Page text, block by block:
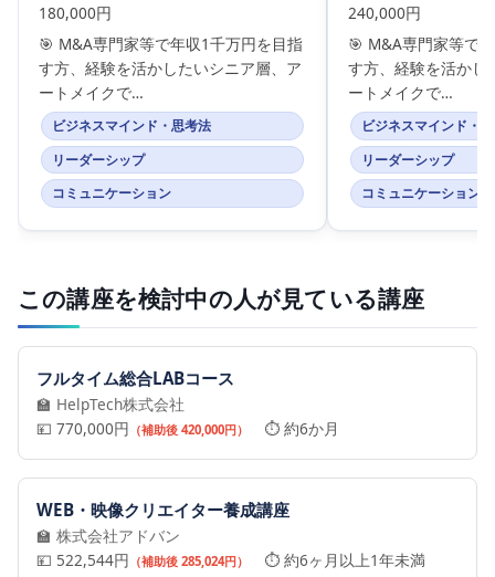
180,000円
🎯 M&A専門家等で年収1千万円を目指
す方、経験を活かしたいシニア層、ア
ートメイクで…
ビジネスマインド・思考法
リーダーシップ
コミュニケーション
240,000円
🎯 M&A専門家等で
す方、経験を活かし
ートメイクで…
ビジネスマインド・
リーダーシップ
コミュニケーション
この講座を検討中の人が見ている講座
フルタイム総合LABコース
🏫 HelpTech株式会社
💴 770,000円 （補助後 420,000円） ⏱️ 約6か月
WEB・映像クリエイター養成講座
🏫 株式会社アドバン
💴 522,544円 （補助後 285,024円） ⏱️ 約6ヶ月以上1年未満